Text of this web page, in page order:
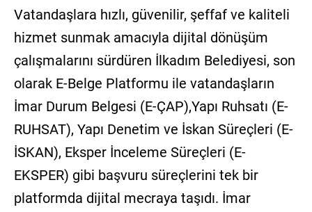
Vatandaşlara hızlı, güvenilir, şeffaf ve kaliteli
hizmet sunmak amacıyla dijital dönüşüm
çalışmalarını sürdüren İlkadım Belediyesi, son
olarak E-Belge Platformu ile vatandaşların
İmar Durum Belgesi (E-ÇAP),Yapı Ruhsatı (E-
RUHSAT), Yapı Denetim ve İskan Süreçleri (E-
İSKAN), Eksper İnceleme Süreçleri (E-
EKSPER) gibi başvuru süreçlerini tek bir
platformda dijital mecraya taşıdı. İmar